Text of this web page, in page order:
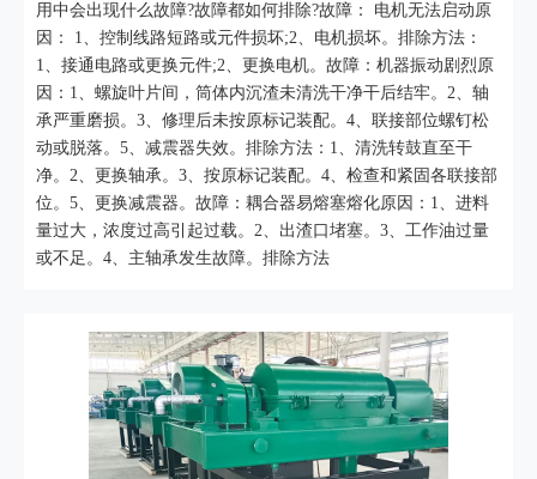
用中会出现什么故障?故障都如何排除?故障： 电机无法启动原
因： 1、控制线路短路或元件损坏;2、电机损坏。排除方法：
1、接通电路或更换元件;2、更换电机。故障：机器振动剧烈原
因：1、螺旋叶片间，筒体内沉渣未清洗干净干后结牢。2、轴
承严重磨损。3、修理后未按原标记装配。4、联接部位螺钉松
动或脱落。5、减震器失效。排除方法：1、清洗转鼓直至干
净。2、更换轴承。3、按原标记装配。4、检查和紧固各联接部
位。5、更换减震器。故障：耦合器易熔塞熔化原因：1、进料
量过大，浓度过高引起过载。2、出渣口堵塞。3、工作油过量
或不足。4、主轴承发生故障。排除方法